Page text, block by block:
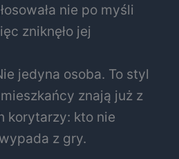
nie po myśli
zniknęło jej
jedyna osoba. To styl
znają już z
korytarzy: kto nie
z gry.